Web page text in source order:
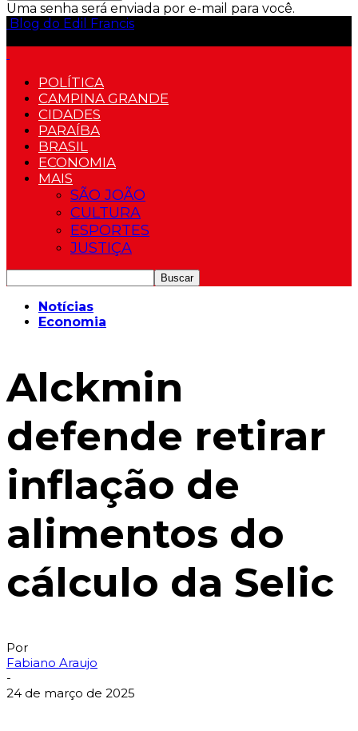
Uma senha será enviada por e-mail para você.
Blog do Edil Francis
POLÍTICA
CAMPINA GRANDE
CIDADES
PARAÍBA
BRASIL
ECONOMIA
MAIS
SÃO JOÃO
CULTURA
ESPORTES
JUSTIÇA
Notícias
Economia
Alckmin
defende retirar
inflação de
alimentos do
cálculo da Selic
Por
Fabiano Araujo
-
24 de março de 2025